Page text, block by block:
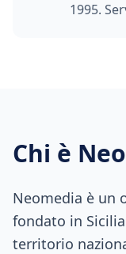
1995.
Chi è
Neomedia è un
fondato in
territorio